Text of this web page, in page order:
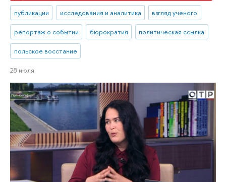
публикации исследования и аналитика взгляд ученого
репортаж о событии бюрократия политическая ссылка
польское восстание
28 июля